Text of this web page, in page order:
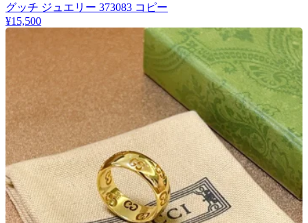
グッチ ジュエリー 373083 コピー
¥15,500